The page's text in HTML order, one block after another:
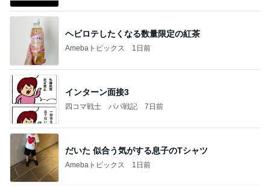
ヘビロテしたくなる数量限定の紅茶
Amebaトピックス 1日前
インターン面接3
四コマ戦士 パパ戦記 7日前
だいた 似合う気がする息子のTシャツ
Amebaトピックス 1日前